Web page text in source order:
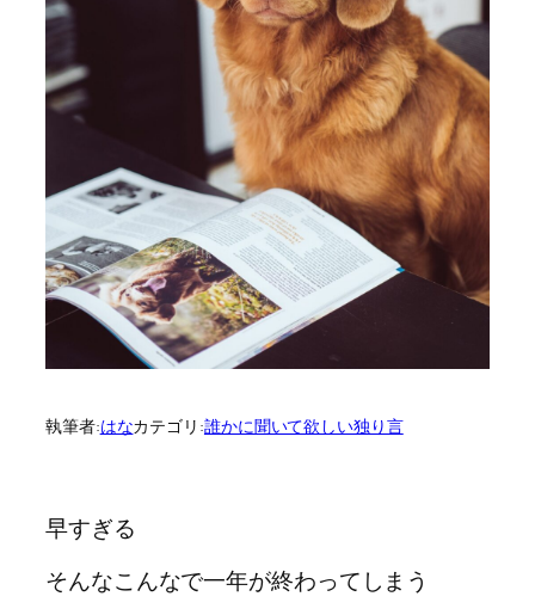
執筆者:はなカテゴリ:誰かに聞いて欲しい独り言
早すぎる
そんなこんなで一年が終わってしまう